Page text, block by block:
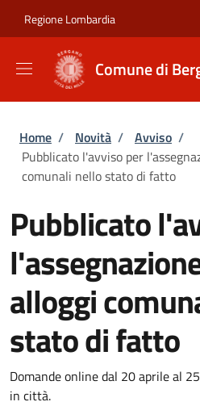
Regione Lombardia
Comune di
Briciole di pane
Home / Novità / Avviso /
Pubblicato l'avviso per
comunali nello stato di fatto
Pubblicato
alloggi
stato di fatto
Domande online dal 20 aprile al
in città.